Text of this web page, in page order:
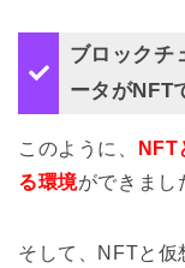
ブロックチ
ータがNFT
このように、
NFT
る環境ができまし
そして、NFTと仮